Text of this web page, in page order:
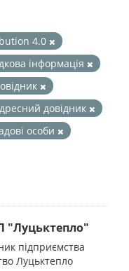
4.0
інформація
довідник
особи
"Луцьктепло"
підприємства
Луцьктепло